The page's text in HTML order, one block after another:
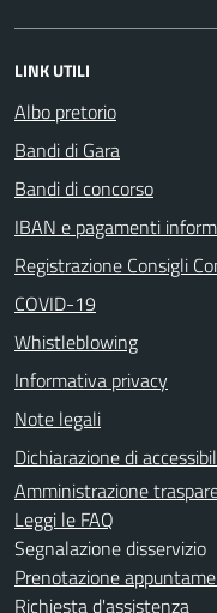
LINK UTILI
Albo pretorio
Bandi di Gara
Bandi di concorso
IBAN e pagamenti
Registrazione Consigli
COVID-19
Whistleblowing
Informativa privacy
Note legali
Dichiarazione di
Amministrazione
Leggi le FAQ
Segnalazione disservizio
Prenotazione
Richiesta d'assistenza